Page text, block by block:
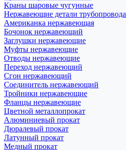
Краны шаровые чугунные
Нержавеющие детали трубопровода
Американка нержавеющая
Бочонок нержавеющий
Заглушки нержавеющие
Муфты нержавеющие
Отводы нержавеющие
Переход нержавеющий
Сгон нержавеющий
Соединитель нержавеющий
Тройники нержавеющие
Фланцы нержавеющие
Цветной металлопрокат
Алюминиевый прокат
Дюралевый прокат
Латунный прокат
Медный прокат